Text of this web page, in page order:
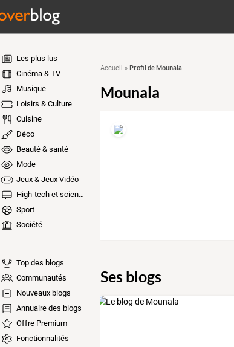
Les plus lus
Cinéma & TV
Musique
Loisirs & Culture
Cuisine
Déco
Beauté & santé
Mode
Jeux & Jeux Vidéo
High-tech et sciences
Sport
Société
Top des blogs
Communautés
Nouveaux blogs
Annuaire des blogs
Offre Premium
Fonctionnalités
Accueil » Profil de Mounala
Mounala
Ses blogs